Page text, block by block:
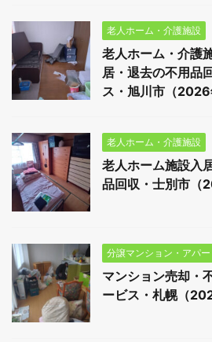
老人ホーム・介護施設
老人ホーム・介護
居・退去の不用品
ス・旭川市（2026
老人ホーム・介護施設
老人ホーム施設入
品回収・士別市（
分譲マンション・アパ
マンション売却・
ービス・札幌（